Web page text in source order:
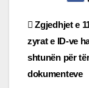
Post
Zgjedhjet e
zyrat e ID-ve
shtunën për
dokumenteve